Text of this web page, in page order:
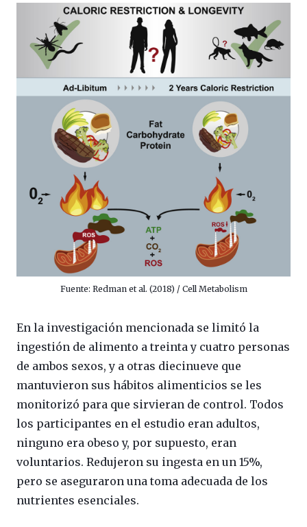
Fuente: Redman et al. (2018) / Cell Metabolism
En la investigación mencionada se limitó la
ingestión de alimento a treinta y cuatro personas
de ambos sexos, y a otras diecinueve que
mantuvieron sus hábitos alimenticios se les
monitorizó para que sirvieran de control. Todos
los participantes en el estudio eran adultos,
ninguno era obeso y, por supuesto, eran
voluntarios. Redujeron su ingesta en un 15%,
pero se aseguraron una toma adecuada de los
nutrientes esenciales.